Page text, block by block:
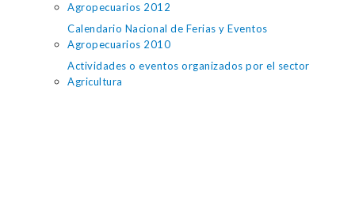
Agropecuarios 2012
Calendario Nacional de Ferias y Eventos
Agropecuarios 2010
Actividades o eventos organizados por el sector
Agricultura